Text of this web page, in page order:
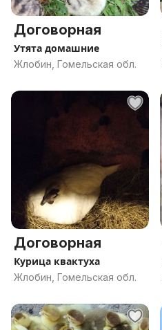
Договорная
Утята домашние
Жлобин, Гомельская обл.
Договорная
Курица квактуха
Жлобин, Гомельская обл.